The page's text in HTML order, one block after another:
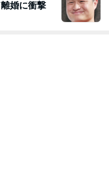
婚に衝撃